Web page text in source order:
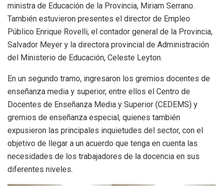
ministra de Educación de la Provincia, Miriam Serrano.
También estuvieron presentes el director de Empleo
Público Enrique Rovelli, el contador general de la Provincia,
Salvador Meyer y la directora provincial de Administración
del Ministerio de Educación, Celeste Leyton.
En un segundo tramo, ingresaron los gremios docentes de
enseñanza media y superior, entre ellos el Centro de
Docentes de Enseñanza Media y Superior (CEDEMS) y
gremios de enseñanza especial, quienes también
expusieron las principales inquietudes del sector, con el
objetivo de llegar a un acuerdo que tenga en cuenta las
necesidades de los trabajadores de la docencia en sus
diferentes niveles.